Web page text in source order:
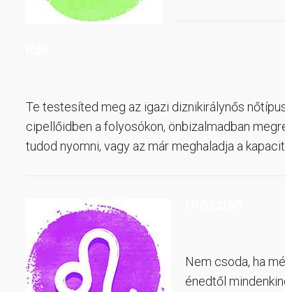
Te testesíted meg az igazi diznikirálynős
cipellőidben a folyosókon, önbizalmadban
tudod nyomni, vagy az már meghaladja a
Nem csoda, ha
énedtől